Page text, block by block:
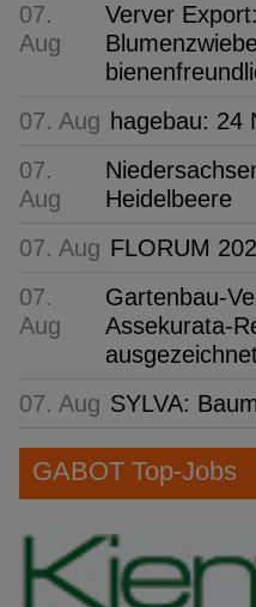
07.
Aug
Verver Export:
07. Aug hagebau: 24
07.
Aug
Heidelbeere
07. Aug FLORUM
07.
Aug
Gartenbau-
Assekurata-
07. Aug SYLVA:
GABOT Top-Jobs